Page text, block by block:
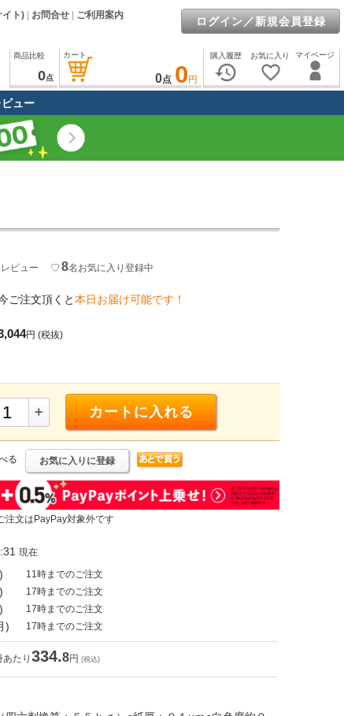
イト) お問合せ ご利用案内 ログイン／新規会員登録
マイページ
お気に入り
favorite_border
購入履歴
history
カート
0点 0 円
商品比較
0点
ュー
ビュー ♡ 8名 お気に入り登録中
ご注文頂くと本日お届け可能です！
円 (税抜)
+ カートに入れる
る お気に入りに登録
文はPayPay対象外です
現在
11時までのご注文
17時までのご注文
17時までのご注文
) 17時までのご注文
あたり 334.8円 (税込)